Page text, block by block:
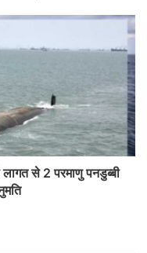
से 2 परमाणु पनडुब्बी